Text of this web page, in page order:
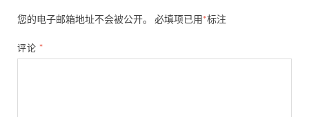
您的电子邮箱地址不会被公开。 必填项已用*标注
评论 *